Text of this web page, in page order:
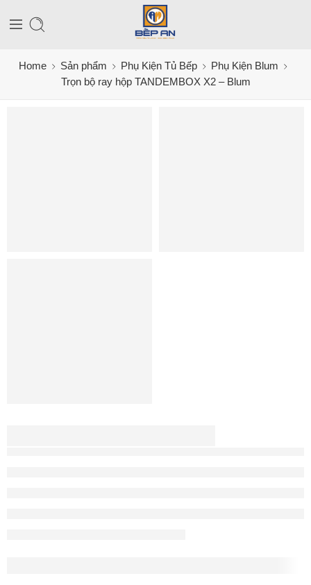
Home Sản phẩm Phụ Kiện Tủ Bếp
Phụ Kiện Blum
Trọn bộ ray hộp TANDEMBOX X2 – Blum